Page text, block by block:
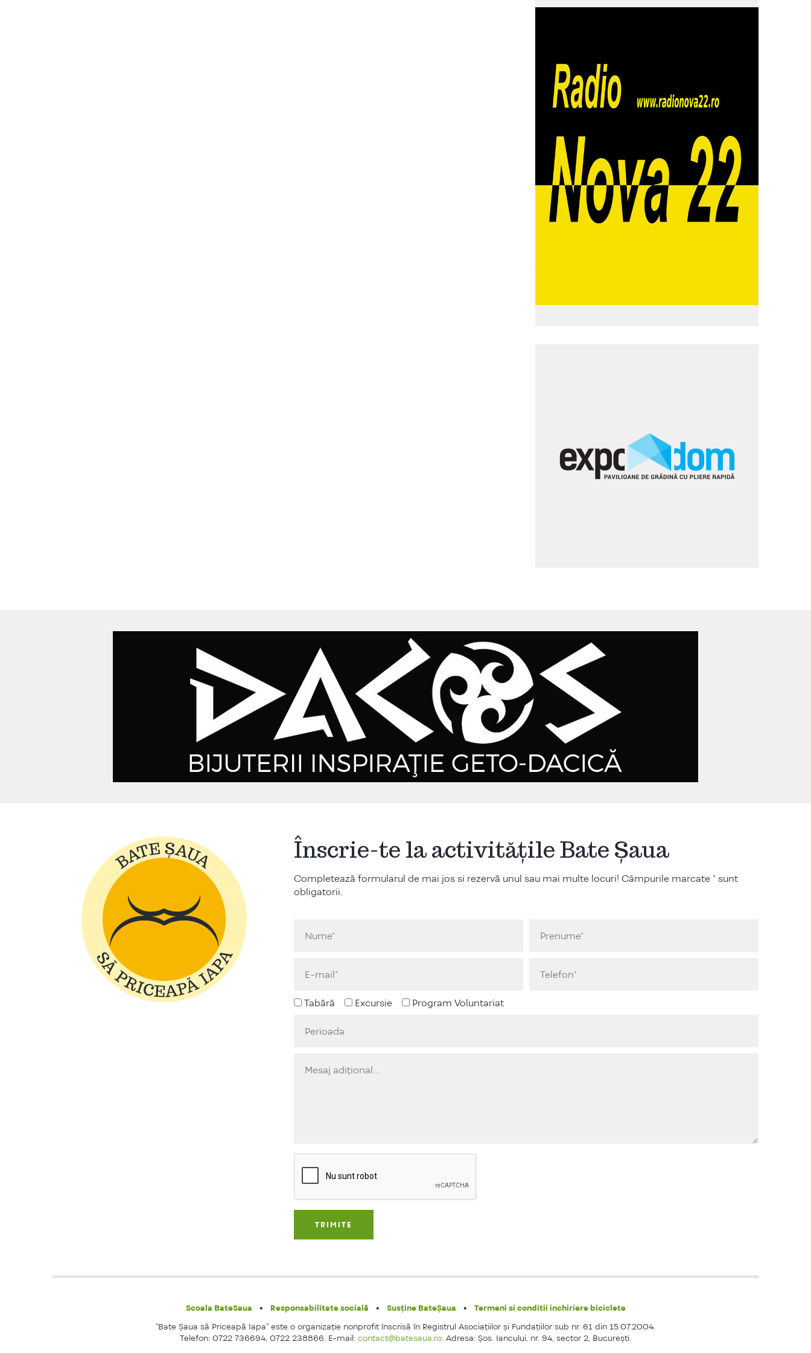
Înscrie-te la activitățile Bate Șaua
Completează formularul de mai jos si rezervă unul sau mai multe locuri! Câmpurile marcate * sunt
obligatorii.
Tabără Excursie Program Voluntariat
Scoala BateSaua Responsabilitate socială Susține BateȘaua
Termeni si conditii inchiriere biciclete
"Bate Şaua să Priceapă Iapa" este o organizaţie nonprofit înscrisă în Registrul Asociaţiilor şi Fundaţiilor sub nr. 61 din 15.07.2004.
Telefon: 0722 736694, 0722 238866. E-mail: contact@batesaua.ro. Adresa: Şos. Iancului, nr. 94, sector 2, Bucureşti.